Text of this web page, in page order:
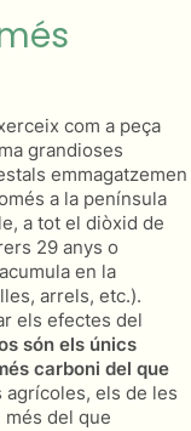
com a peça
grandioses
emmagatzemen
a la península
a tot el diòxid de
29 anys o
en la
arrels, etc.).
els efectes del
són els únics
carboni del que
agrícoles, els de les
del que